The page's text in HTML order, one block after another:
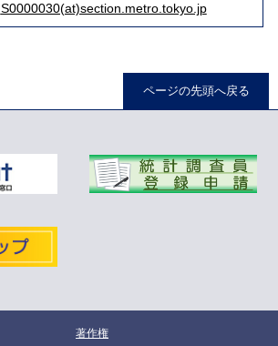
S0000030(at)section.metro.tokyo.jp
ページの先頭へ戻る
著作権